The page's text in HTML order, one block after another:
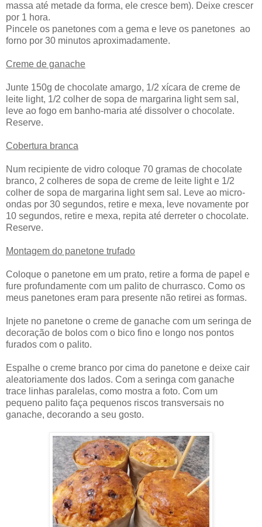
massa até metade da forma, ele cresce bem). Deixe crescer
por 1 hora.
Pincele os panetones com a gema e leve os panetones ao
forno por 30 minutos aproximadamente.
Creme de ganache
Junte 150g de chocolate amargo, 1/2 xícara de creme de
leite light, 1/2 colher de sopa de margarina light sem sal,
leve ao fogo em banho-maria até dissolver o chocolate.
Reserve.
Cobertura branca
Num recipiente de vidro coloque 70 gramas de chocolate
branco, 2 colheres de sopa de creme de leite light e 1/2
colher de sopa de margarina light sem sal. Leve ao micro-
ondas por 30 segundos, retire e mexa, leve novamente por
10 segundos, retire e mexa, repita até derreter o chocolate.
Reserve.
Montagem do panetone trufado
Coloque o panetone em um prato, retire a forma de papel e
fure profundamente com um palito de churrasco. Como os
meus panetones eram para presente não retirei as formas.
Injete no panetone o creme de ganache com um seringa de
decoração de bolos com o bico fino e longo nos pontos
furados com o palito.
Espalhe o creme branco por cima do panetone e deixe cair
aleatoriamente dos lados. Com a seringa com ganache
trace linhas paralelas, como mostra a foto. Com um
pequeno palito faça pequenos riscos transversais no
ganache, decorando a seu gosto.